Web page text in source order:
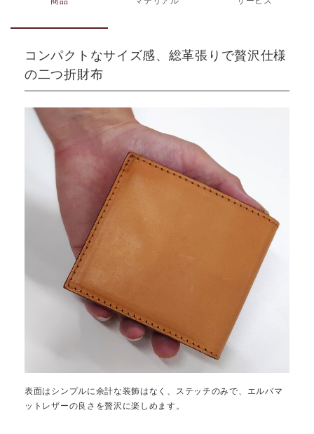
コンパクトなサイズ感、総革張りで贅沢仕様
の二つ折財布
表面はシンプルに余計な装飾はなく、ステッチのみで、エルバマ
ットレザーの良さを贅沢に楽しめます。